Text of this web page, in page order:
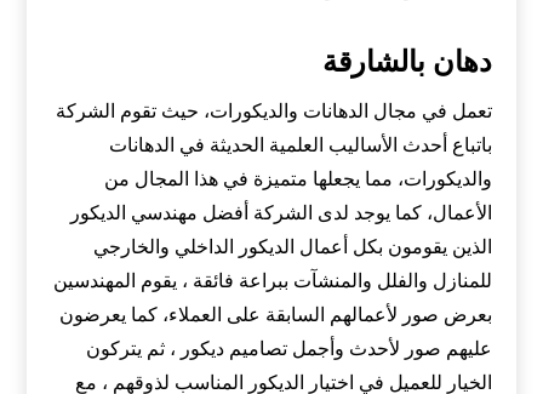
دهان بالشارقة
تعمل في مجال الدهانات والديكورات، حيث تقوم الشركة
باتباع أحدث الأساليب العلمية الحديثة في الدهانات
والديكورات، مما يجعلها متميزة في هذا المجال من
الأعمال، كما يوجد لدى الشركة أفضل مهندسي الديكور
الذين يقومون بكل أعمال الديكور الداخلي والخارجي
للمنازل والفلل والمنشآت ببراعة فائقة ، يقوم المهندسين
بعرض صور لأعمالهم السابقة على العملاء، كما يعرضون
عليهم صور لأحدث وأجمل تصاميم ديكور ، ثم يتركون
الخيار للعميل في اختيار الديكور المناسب لذوقهم ، مع